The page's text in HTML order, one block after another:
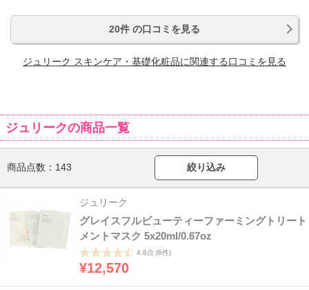
20件 の口コミを見る
ジュリーク スキンケア・基礎化粧品に関連する口コミを見る
ジュリークの商品一覧
商品点数： 143 絞り込み
ジュリーク
グレイスフルビューティーファーミングトリート
メントマスク 5x20ml/0.67oz
4.6点 (6件)
¥12,570